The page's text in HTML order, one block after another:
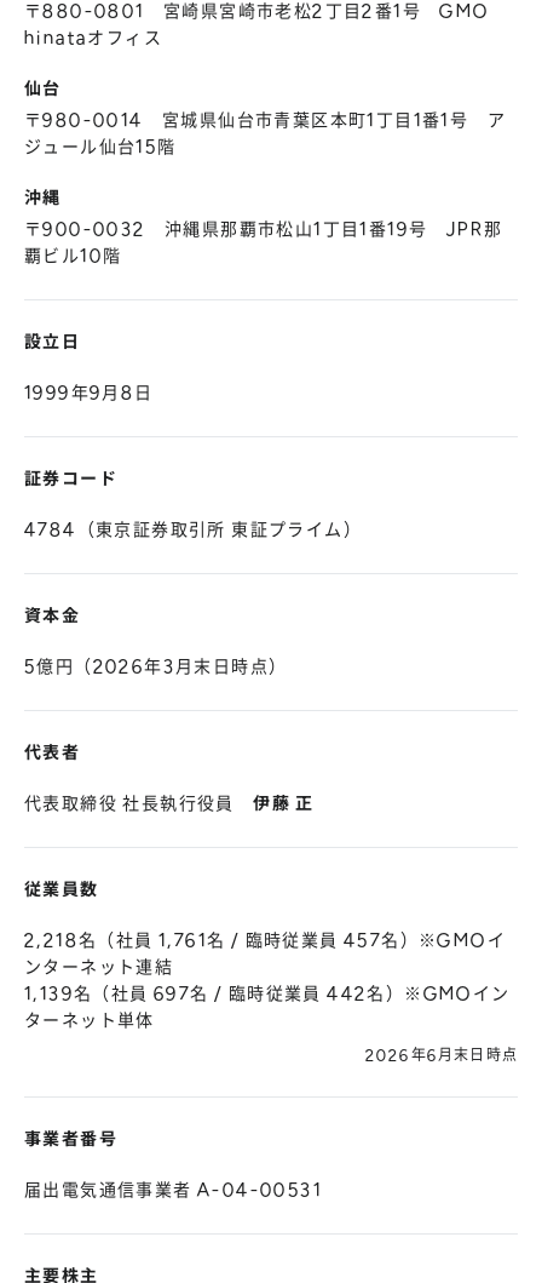
〒880-0801 宮崎県宮崎市老松2丁目2番1号 GMO
hinataオフィス
仙台
〒980-0014 宮城県仙台市青葉区本町1丁目1番1号 ア
ジュール仙台15階
沖縄
〒900-0032 沖縄県那覇市松山1丁目1番19号 JPR那
覇ビル10階
設立日
1999年9月8日
証券コード
4784（東京証券取引所 東証プライム）
資本金
5億円（2026年3月末日時点）
代表者
代表取締役 社長執行役員伊藤 正
従業員数
2,218名（社員 1,761名 / 臨時従業員 457名）※GMOイ
ンターネット連結
1,139名（社員 697名 / 臨時従業員 442名）※GMOイン
ターネット単体
2026年6月末日時点
事業者番号
届出電気通信事業者 A-04-00531
主要株主